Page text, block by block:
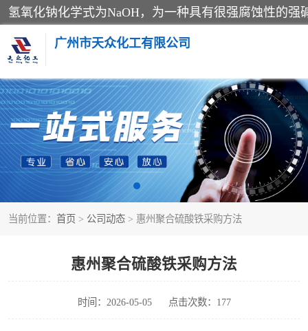
广州市天众化工有限公司
当前位置： 首页 > 公司动态 > 惠州聚合硫酸铁采购方法
惠州聚合硫酸铁采购方法
时间：2026-05-05 点击次数：177
亚硝酸钠
纯碱
草酸
聚合氯化铝
焦亚硫酸钠